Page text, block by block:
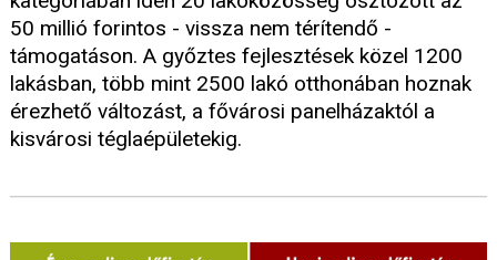
50 millió forintos - vissza nem térítendő -
támogatáson. A győztes fejlesztések közel 1200
lakásban, több mint 2500 lakó otthonában hoznak
érezhető változást, a fővárosi panelházaktól a
kisvárosi téglaépületekig.